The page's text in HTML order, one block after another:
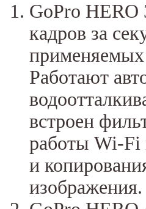
GoPro HERO
кадров за
применяемых
Работают
встроен
работы Wi-Fi
и
изображения.